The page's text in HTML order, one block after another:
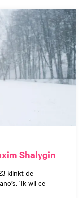
Shalygin
klinkt de
‘Ik wil de